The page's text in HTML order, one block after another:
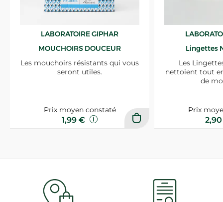
LABORATOIRE GIPHAR
MOUCHOIRS DOUCEUR
Les mouchoirs résistants qui vous
seront utiles.
Prix moyen constaté
1,99 €
Lingettes
Les
nettoient tout
de
Prix